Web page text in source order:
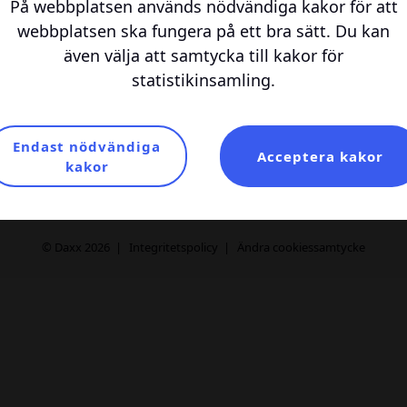
in
© Daxx 2026 Integritetspolicy Ändra cookiessamtycke
På webbplatsen används nödvändiga kakor för att
webbplatsen ska fungera på ett bra sätt. Du kan
även välja att samtycka till kakor för
statistikinsamling.
Endast nödvändiga
kakor
Acceptera kakor